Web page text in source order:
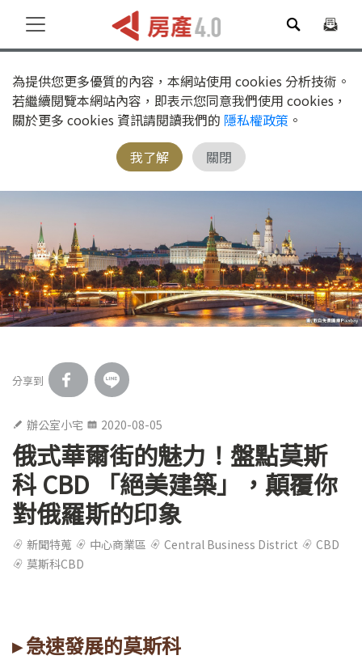
為提供您更多優質的內容，本網站使用 cookies 分析技術。
若繼續閱覽本網站內容，即表示您同意我們使用 cookies，
關於更多 cookies 資訊請閱讀我們的 隱私權政策 。
我了解
關閉
分享到
辦公室小宅 2020-08-05
俄式華爾街的魅力！盤點莫斯
科 CBD 「絕美建築」，顛覆你
對俄羅斯的印象
新聞特蒐 中心商業區 Central Business District
CBD
莫斯科CBD
▸ 急速發展的莫斯科